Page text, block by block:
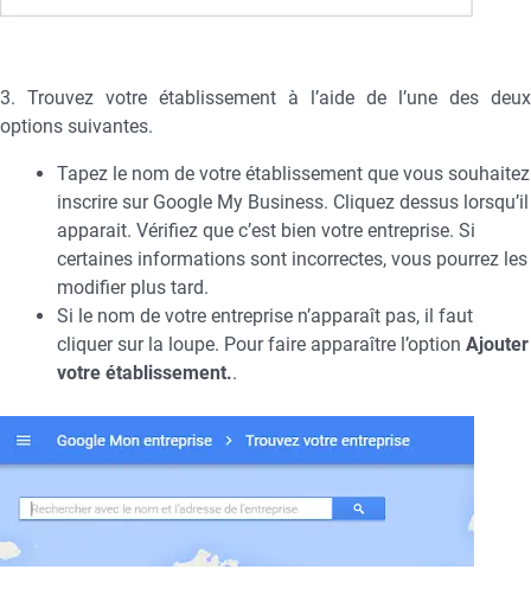
3. Trouvez votre établissement à l’aide de l’une des deux
options suivantes.
Tapez le nom de votre établissement que vous souhaitez
inscrire sur Google My Business. Cliquez dessus lorsqu’il
apparait. Vérifiez que c’est bien votre entreprise. Si
certaines informations sont incorrectes, vous pourrez les
modifier plus tard.
Si le nom de votre entreprise n’apparaît pas, il faut
cliquer sur la loupe. Pour faire apparaître l’option Ajouter
votre établissement..